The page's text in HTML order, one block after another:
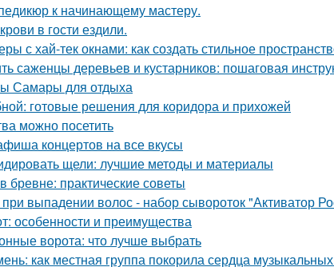
к начинающему мастеру.
в гости ездили.
с хай-тек окнами: как создать стильное
саженцы деревьев и кустарников: пошаговая
Самары для отдыха
готовые решения для коридора и прихожей
можно посетить
концертов на все вкусы
щели: лучшие методы и материалы
бревне: практические советы
выпадении волос - набор сывороток "Активатор
особенности и преимущества
ворота: что лучше выбрать
как местная группа покорила сердца